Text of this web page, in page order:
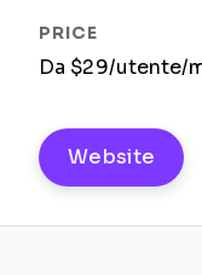
Da $29/utente/
Website